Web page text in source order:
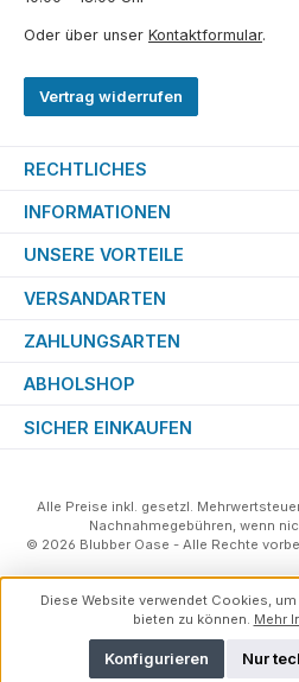
Oder über unser Kontaktformular.
Vertrag widerrufen
RECHTLICHES
INFORMATIONEN
UNSERE VORTEILE
VERSANDARTEN
ZAHLUNGSARTEN
ABHOLSHOP
SICHER EINKAUFEN
Alle Preise inkl. gesetzl.
Nachnahmegebühren, wenn
© 2026 Blubber Oase - Alle Rechte
Diese Website verwendet Cookies,
bieten zu können. Mehr
Nur
Konfigurieren